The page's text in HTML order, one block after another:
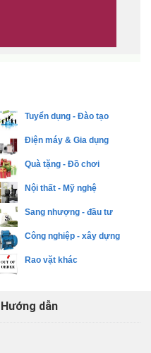
Tuyển dụng - Đào tạo
Điện máy & Gia dụng
Quà tặng - Đồ chơi
Nội thất - Mỹ nghệ
Sang nhượng - đầu tư
Công nghiệp - xây dựng
Rao vặt khác
Hướng dẫn